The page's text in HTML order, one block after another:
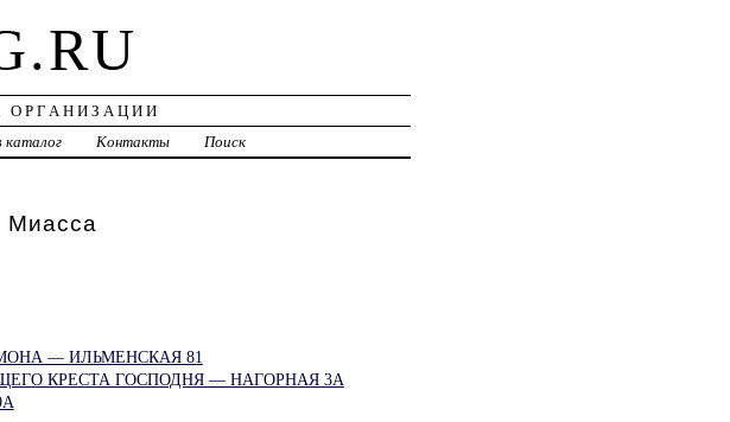
каталог Контакты Поиск
— ИЛЬМЕНСКАЯ 81
КРЕСТА ГОСПОДНЯ — НАГОРНАЯ 3А